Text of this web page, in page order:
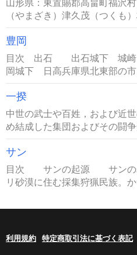
山形県：東置賜郡高畠町福沢
（やまざき）津久茂（つくも
豊岡
目次 出石 出石城下 城
岡城下 日高兵庫県北東部の市
一揆
中世の武士や百姓，および近
め結成した集団およびその闘
サン
目次 サンの起源 サンの岩
リ砂漠に住む採集狩猟民族。
利用規約 特定商取引法に基づく表記